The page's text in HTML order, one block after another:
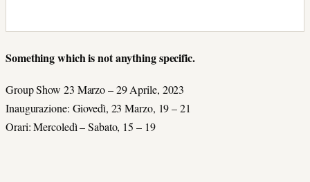
Something which is not anything specific.
Group Show 23 Marzo – 29 Aprile, 2023
Inaugurazione: Giovedì, 23 Marzo, 19 – 21
Orari: Mercoledì – Sabato, 15 – 19